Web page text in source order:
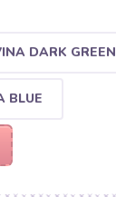
DARK GREEN
BLUE